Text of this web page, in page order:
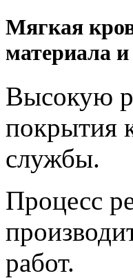
Мягкая
материала
Высокую
покрытия
службы.
Процесс
работ.